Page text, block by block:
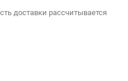
доставки рассчитывается